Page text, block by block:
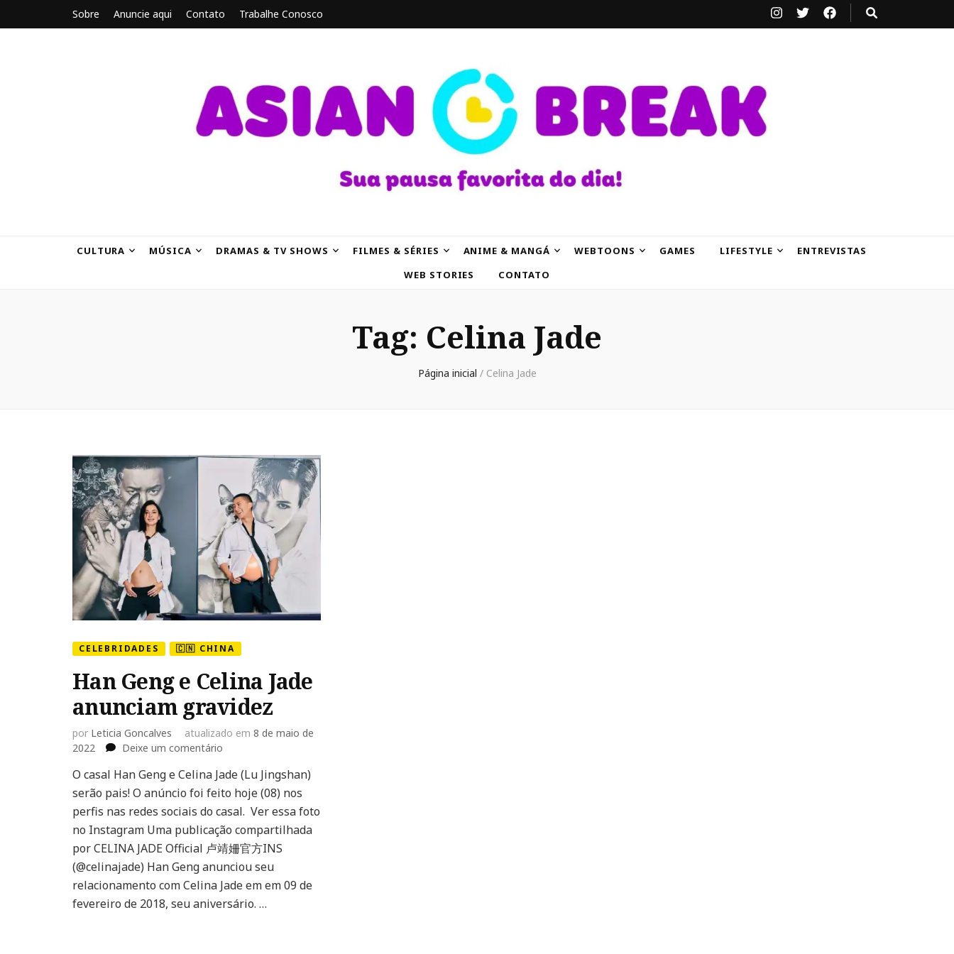
Sobre Anuncie aqui Contato Trabalhe Conosco
CULTURA MÚSICA DRAMAS & TV SHOWS FILMES & SÉRIES ANIME & MANGÁ WEBTOONS GAMES LIFESTYLE
ENTREVISTAS
WEB STORIES
CONTATO
Tag: Celina Jade
Página inicial / Celina Jade
CELEBRIDADES 🇨🇳 CHINA
Han Geng e Celina Jade
anunciam gravidez
por Leticia Goncalves atualizado em 8 de maio de
2022
Deixe um comentário
Geng
e
Celina
anunciam
gravidez
O casal Han Geng e Celina Jade (Lu Jingshan)
serão pais! O anúncio foi feito hoje (08) nos
perfis nas redes sociais do casal. Ver essa foto
no Instagram Uma publicação compartilhada
por CELINA JADE Official 卢靖姍官方INS
(@celinajade) Han Geng anunciou seu
relacionamento com Celina Jade em em 09 de
fevereiro de 2018, seu aniversário. …